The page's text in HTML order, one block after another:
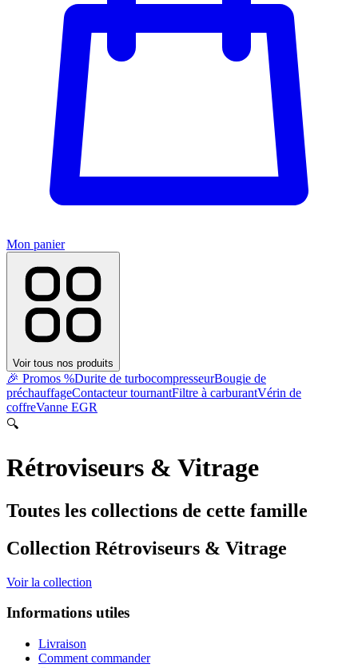
Mon panier
Voir tous nos produits
🎉 Promos %Durite de turbocompresseurBougie de
préchauffageContacteur tournantFiltre à carburantVérin de
coffreVanne EGR
🔍
Rétroviseurs & Vitrage
Toutes les collections de cette famille
Collection Rétroviseurs & Vitrage
Voir la collection
Informations utiles
Livraison
Comment commander